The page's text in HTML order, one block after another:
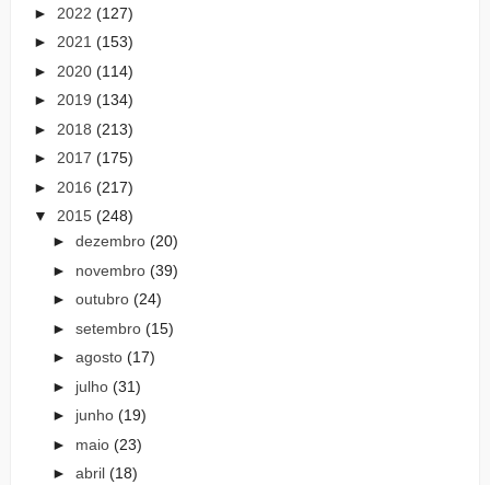
► 2022 (127)
► 2021 (153)
► 2020 (114)
► 2019 (134)
► 2018 (213)
► 2017 (175)
► 2016 (217)
▼ 2015 (248)
► dezembro (20)
► novembro (39)
► outubro (24)
► setembro (15)
► agosto (17)
► julho (31)
► junho (19)
► maio (23)
► abril (18)